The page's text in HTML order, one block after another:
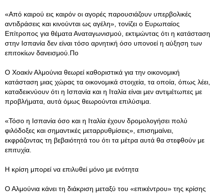
«Από καιρού εις καιρόν οι αγορές παρουσιάζουν υπερβολικές
αντιδράσεις και κινούνται ως αγέλη», τονίζει ο Eυρωπαίος
Eπίτροπος για θέματα Αναταγωνισμού, εκτιμώντας ότι η κατάσταση
στην Ισπανία δεν είναι τόσο αρνητική όσο υπονοεί η αύξηση των
επιτοκίων δανεισμού.Πο
Ο Χοακίν Αλμούνια θεωρεί καθοριστικά για την οικονομική
κατάσταση μιας χώρας τα οικονομικά στοιχεία, τα οποία, όπως λέει,
καταδεικνύουν ότι η Ισπανία και η Ιταλία είναι μεν αντιμέτωπες με
προβλήματα, αυτά όμως θεωρούνται επιλύσιμα.
«Τόσο η Ισπανία όσο και η Ιταλία έχουν δρομολογήσει πολύ
φιλόδοξες και σημαντικές μεταρρυθμίσεις», επισημαίνει,
εκφράζοντας τη βεβαιότητά του ότι τα μέτρα αυτά θα στεφθούν με
επιτυχία.
Η κρίση μπορεί να επιλυθεί μόνο με ενότητα
Ο Αλμούνια κάνει τη διάκριση μεταξύ του «επικέντρου» της κρίσης